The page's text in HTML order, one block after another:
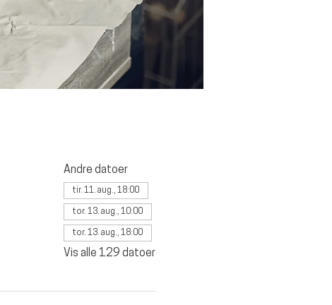
Andre datoer
tir. 11. aug., 18:00
tor. 13. aug., 10:00
tor. 13. aug., 18:00
Vis alle 129 datoer